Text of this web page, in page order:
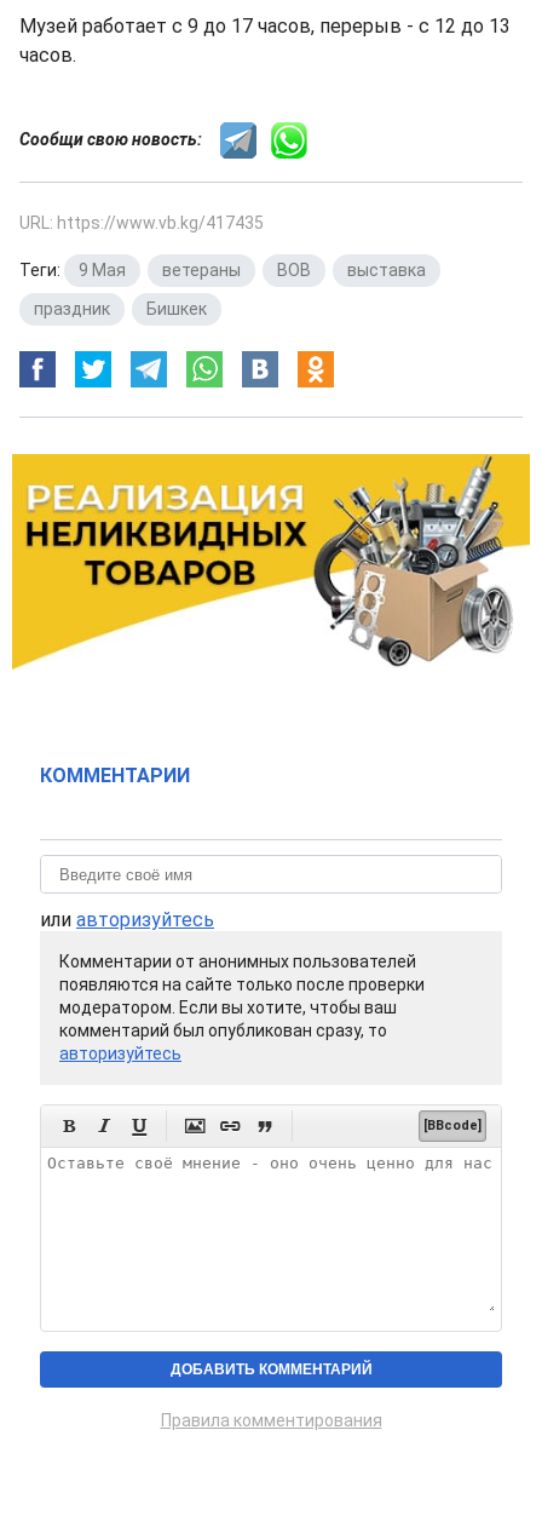
Музей работает с 9 до 17 часов, перерыв - с 12 до 13
часов.
Сообщи свою новость:
URL: https://www.vb.kg/417435
Теги: 9 Мая ветераны ВОВ выставка
праздник
Бишкек
КОММЕНТАРИИ
или авторизуйтесь
Комментарии от анонимных пользователей
появляются на сайте только после проверки
модератором. Если вы хотите, чтобы ваш
комментарий был опубликован сразу, то
авторизуйтесь
      [BBcode]
Правила комментирования